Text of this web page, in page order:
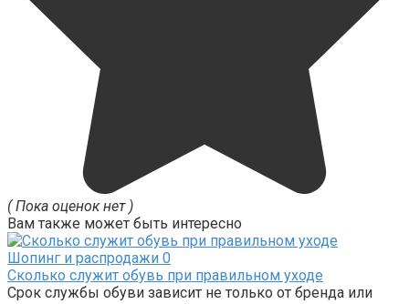
( Пока оценок нет )
Вам также может быть интересно
Шопинг и распродажи 0
Сколько служит обувь при правильном уходе
Срок службы обуви зависит не только от бренда или